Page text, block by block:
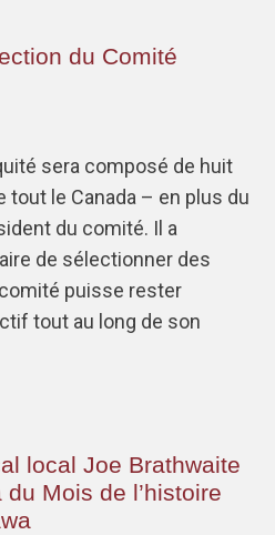
du Comité
sera composé de huit
le Canada – en plus du
du comité. Il a
de sélectionner des
puisse rester
tout au long de son
local Joe Brathwaite
Mois de l’histoire